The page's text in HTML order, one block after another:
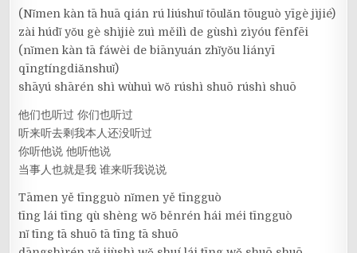
(Nǐmen kàn tā huā qián rú liúshuǐ tōulǎn tōuguò yīgè jìjié)
zài húdǐ yǒu gè shìjiè zuì měilì de gùshì zìyóu fēnfēi
(nǐmen kàn tā fáwèi de biānyuán zhǐyǒu liányī
qīngtíngdiǎnshuǐ)
shāyú shārén shì wùhuì wǒ rúshì shuō rúshì shuō
他们也听过 你们也听过
听来听去剩我本人还没听过
你听他说 他听他说
当事人也就是我 谁来听我说说
Tāmen yě tīngguò nǐmen yě tīngguò
tīng lái tīng qù shèng wǒ běnrén hái méi tīngguò
nǐ tīng tā shuō tā tīng tā shuō